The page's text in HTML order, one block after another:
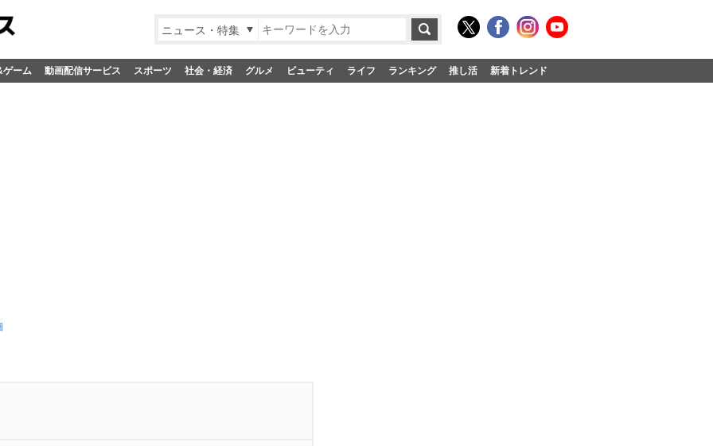
ニュース・特集
ゲーム 動画配信サービス スポーツ 社会・経済 グルメ ビューティ ライフ ランキング 推し活 新着トレンド